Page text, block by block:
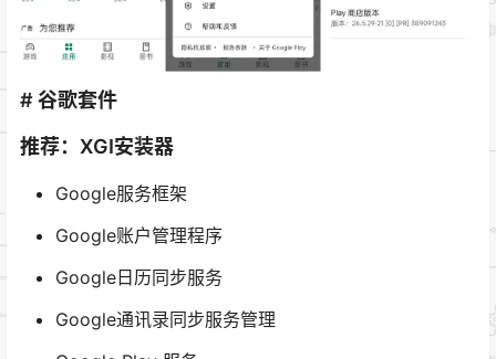
# 谷歌套件
推荐：XGI安装器
Google服务框架
Google账户管理程序
Google日历同步服务
Google通讯录同步服务管理